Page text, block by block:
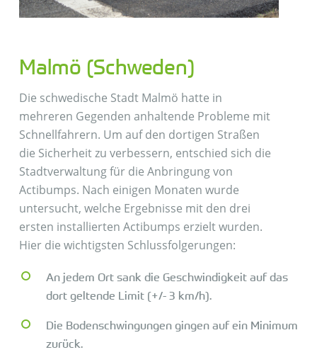
Malmö (Schweden)
Die schwedische Stadt Malmö hatte in
mehreren Gegenden anhaltende Probleme mit
Schnellfahrern. Um auf den dortigen Straßen
die Sicherheit zu verbessern, entschied sich die
Stadtverwaltung für die Anbringung von
Actibumps. Nach einigen Monaten wurde
untersucht, welche Ergebnisse mit den drei
ersten installierten Actibumps erzielt wurden.
Hier die wichtigsten Schlussfolgerungen:
An jedem Ort sank die Geschwindigkeit auf das
dort geltende Limit (+/- 3 km/h).
Die Bodenschwingungen gingen auf ein Minimum
zurück.